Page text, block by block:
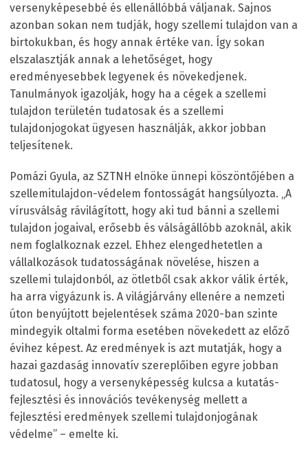
versenyképesebbé és ellenállóbbá váljanak. Sajnos
azonban sokan nem tudják, hogy szellemi tulajdon van a
birtokukban, és hogy annak értéke van. Így sokan
elszalasztják annak a lehetőséget, hogy
eredményesebbek legyenek és növekedjenek.
Tanulmányok igazolják, hogy ha a cégek a szellemi
tulajdon területén tudatosak és a szellemi
tulajdonjogokat ügyesen használják, akkor jobban
teljesítenek.
Pomázi Gyula, az SZTNH elnöke ünnepi köszöntőjében a
szellemitulajdon-védelem fontosságát hangsúlyozta. „A
vírusválság rávilágított, hogy aki tud bánni a szellemi
tulajdon jogaival, erősebb és válságállóbb azoknál, akik
nem foglalkoznak ezzel. Ehhez elengedhetetlen a
vállalkozások tudatosságának növelése, hiszen a
szellemi tulajdonból, az ötletből csak akkor válik érték,
ha arra vigyázunk is. A világjárvány ellenére a nemzeti
úton benyújtott bejelentések száma 2020-ban szinte
mindegyik oltalmi forma esetében növekedett az előző
évihez képest. Az eredmények is azt mutatják, hogy a
hazai gazdaság innovatív szereplőiben egyre jobban
tudatosul, hogy a versenyképesség kulcsa a kutatás-
fejlesztési és innovációs tevékenység mellett a
fejlesztési eredmények szellemi tulajdonjogának
védelme” – emelte ki.